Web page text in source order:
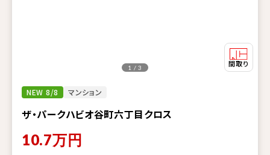
NEW 8/8 マンション
ザ・パークハビオ谷町六丁目クロス
1 / 3
10.7万円